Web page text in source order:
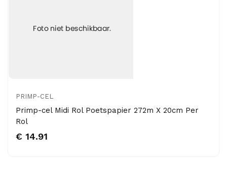
PRIMP-CEL
Primp-cel Midi Rol Poetspapier 272m X 20cm Per
Rol
€ 14.91